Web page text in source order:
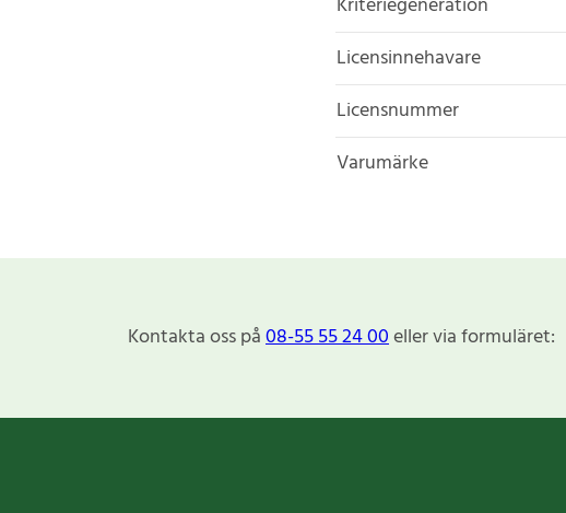
Licensinnehavare
Licensnummer
Varumärke
Kontakta oss på08-55 55 24 00eller via formuläret: